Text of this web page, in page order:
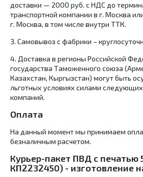
доставки — 2000 руб. с НДС до
транспортной компании в г. Москва
г. Москва, в том числе внутри ТТК.
3.​ Самовывоз с фабрики –
4. Доставка в регионы Российской
государства Таможенного союза
Казахстан, Кыргызстан) могут быть
льготных условиях силами
компаний.
Оплата
На данный момент мы принимаем
безналичным расчетом.
Курьер-пакет ПВД с печатью
КП2232450) - изготовление